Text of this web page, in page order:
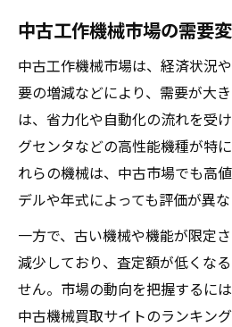
中古工作機械市場の需要
中古工作機械市場は、経済状況
要の増減などにより、需要が大
は、省力化や自動化の流れを受
グセンタなどの高性能機種が特
れらの機械は、中古市場でも高
デルや年式によっても評価が異な
一方で、古い機械や機能が限定
減少しており、査定額が低くな
せん。市場の動向を把握するに
中古機械買取サイトのランキン